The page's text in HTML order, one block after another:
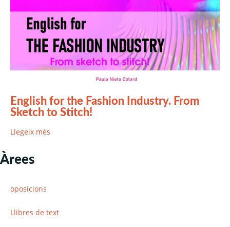
English for the Fashion Industry. From
Sketch to Stitch!
Llegeix més
Àrees
oposicions
Llibres de text